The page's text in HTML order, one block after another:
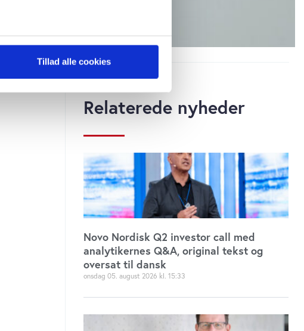
medier og til at analysere
cookies, hvis du fortsætter med at
Tillad alle cookies
Relaterede nyheder
Novo Nordisk Q2 investor call med
analytikernes Q&A, original tekst og
oversat til dansk
onsdag 05. august 2026 15:33